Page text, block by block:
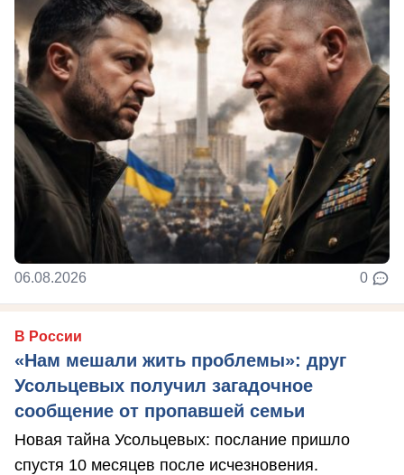
06.08.2026 0
В России
«Нам мешали жить проблемы»: друг
Усольцевых получил загадочное
сообщение от пропавшей семьи
Новая тайна Усольцевых: послание пришло
спустя 10 месяцев после исчезновения.